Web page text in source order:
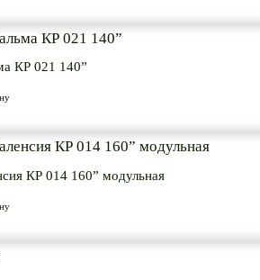
КР 021 140”
КР 014 160” модульная